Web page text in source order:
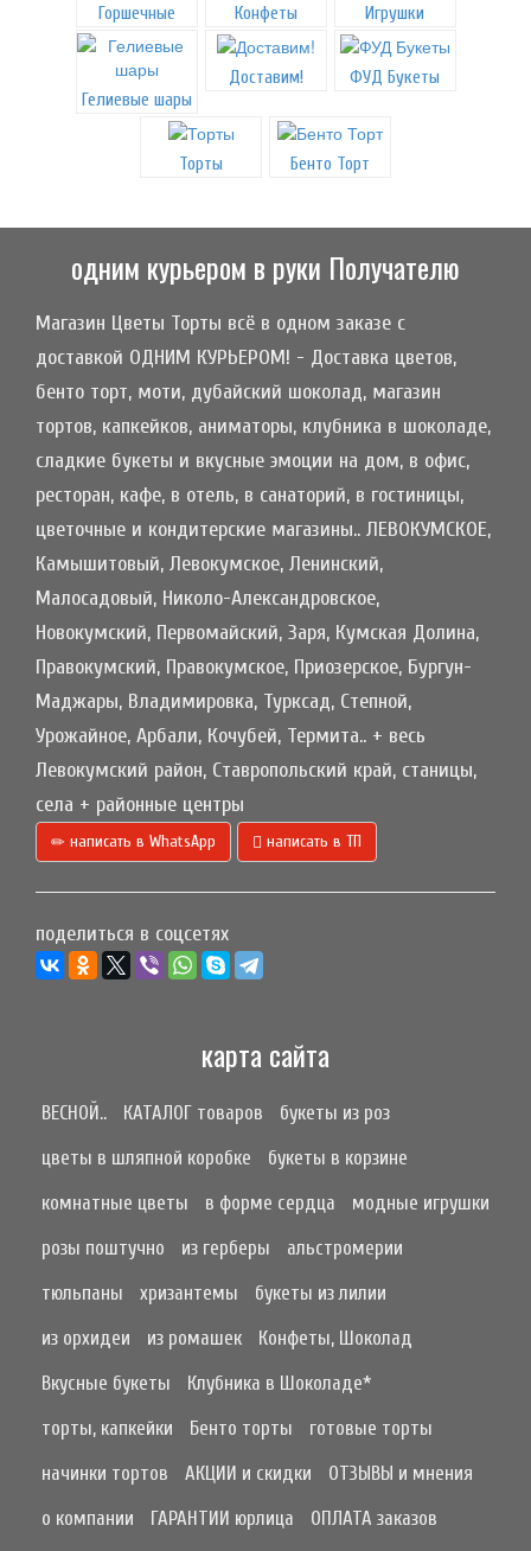
Горшечные Конфеты Игрушки
Гелиевые шары
Доставим! ФУД Букеты
Торты Бенто Торт
одним курьером в руки Получателю
Магазин Цветы Торты всё в одном заказе с
доставкой ОДНИМ КУРЬЕРОМ! - Доставка цветов,
бенто торт, моти, дубайский шоколад, магазин
тортов, капкейков, аниматоры, клубника в шоколаде,
сладкие букеты и вкусные эмоции на дом, в офис,
ресторан, кафе, в отель, в санаторий, в гостиницы,
цветочные и кондитерские магазины.. ЛЕВОКУМСКОЕ,
Камышитовый, Левокумское, Ленинский,
Малосадовый, Николо-Александровское,
Новокумский, Первомайский, Заря, Кумская Долина,
Правокумский, Правокумское, Приозерское, Бургун-
Маджары, Владимировка, Турксад, Степной,
Урожайное, Арбали, Кочубей, Термита.. + весь
Левокумский район, Ставропольский край, станицы,
села + районные центры
написать в WhatsApp написать в ТП
поделиться в соцсетях
карта сайта
ВЕСНОЙ.. КАТАЛОГ товаров
букеты из роз
цветы в шляпной коробке
букеты в корзине
комнатные цветы
в форме сердца
модные игрушки
розы поштучно
из герберы
альстромерии
тюльпаны
хризантемы
букеты из лилии
из орхидеи
из ромашек
Конфеты, Шоколад
Вкусные букеты
Клубника в Шоколаде*
торты, капкейки
Бенто торты
готовые торты
начинки тортов
АКЦИИ и скидки
ОТЗЫВЫ и мнения
о компании
ГАРАНТИИ юрлица
ОПЛАТА заказов